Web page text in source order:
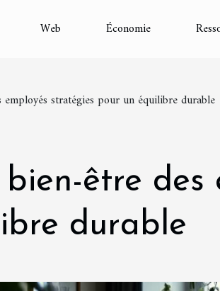
Web Économie
stratégies pour un équilibre durable
être des
durable